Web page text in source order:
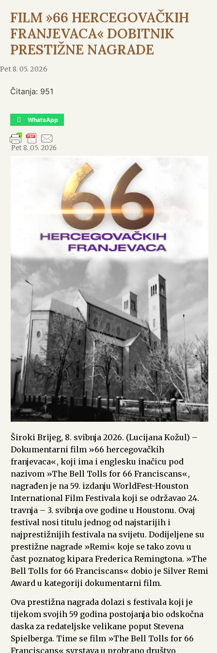
FILM »66 HERCEGOVAČKIH
FRANJEVACA« DOBITNIK
PRESTIŽNE NAGRADE
Pet 8. 05. 2026
Čitanja: 951
WhatsApp
Pet 8. 05. 2026
Široki Brijeg, 8. svibnja 2026. (Lucijana Kožul) –
Dokumentarni film »66 hercegovačkih
franjevaca«, koji ima i englesku inačicu pod
nazivom »The Bell Tolls for 66 Franciscans«,
nagrađen je na 59. izdanju WorldFest-Houston
International Film Festivala koji se održavao 24.
travnja – 3. svibnja ove godine u Houstonu. Ovaj
festival nosi titulu jednog od najstarijih i
najprestižnijih festivala na svijetu. Dodijeljene su
prestižne nagrade »Remi« koje se tako zovu u
čast poznatog kipara Frederica Remingtona. »The
Bell Tolls for 66 Franciscans« dobio je Silver Remi
Award u kategoriji dokumentarni film.
Ova prestižna nagrada dolazi s festivala koji je
tijekom svojih 59 godina postojanja bio odskočna
daska za redateljske velikane poput Stevena
Spielberga. Time se film »The Bell Tolls for 66
Franciscans« svrstava u probrano društvo